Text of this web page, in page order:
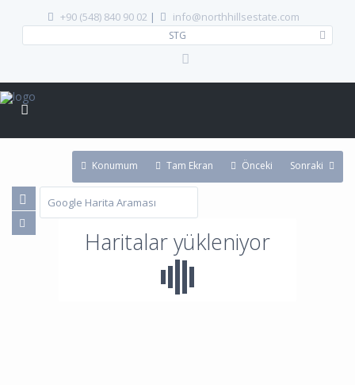
+90 (548) 840 90 02 | info@northhillsestate.com
STG
Haritalar yükleniyor
Konumum Tam Ekran Önceki Sonraki